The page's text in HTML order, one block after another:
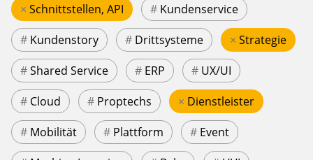
× Schnittstellen, API # Kundenservice
# Kundenstory # Drittsysteme × Strategie
#Shared Service # ERP # UX/UI
# Cloud # Proptechs × Dienstleister
# Mobilität # Plattform # Event